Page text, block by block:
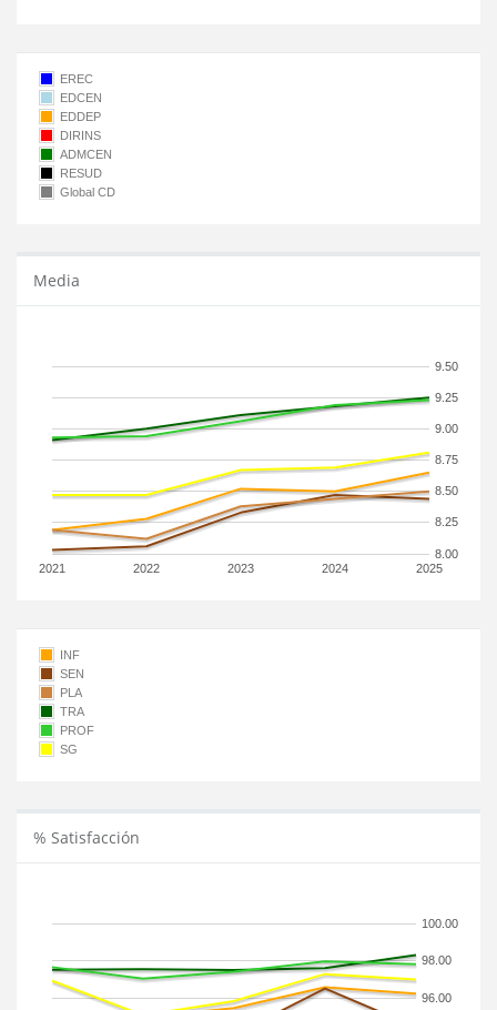
EREC
EDCEN
EDDEP
DIRINS
ADMCEN
RESUD
Global CD
Media
2021 2022 2023 2024 2025
8.00
8.25
8.50
8.75
9.00
9.25
9.50
INF
SEN
PLA
TRA
PROF
SG
% Satisfacción
96.00
98.00
100.00